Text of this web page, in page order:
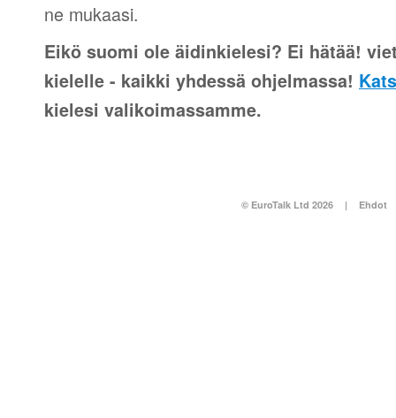
ne mukaasi.
Eikö suomi ole äidinkielesi? Ei hätää!
kielelle - kaikki yhdessä ohjelmassa!
kielesi valikoimassamme.
© EuroTalk Ltd 2026 | Ehdot